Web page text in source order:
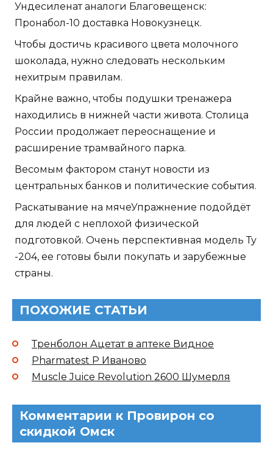
Ундесиленат аналоги Благовещенск:
Пронабол-10 доставка Новокузнецк.
Чтобы достичь красивого цвета молочного
шоколада, нужно следовать нескольким
нехитрым правилам.
Крайне важно, чтобы подушки тренажера
находились в нижней части живота. Столица
России продолжает переоснащение и
расширение трамвайного парка.
Весомым фактором станут новости из
центральных банков и политические события.
Раскатывание на мячеУпражнение подойдёт
для людей с неплохой физической
подготовкой. Очень перспективная модель Ту
-204, ее готовы были покупать и зарубежные
страны.
ПОХОЖИЕ СТАТЬИ
Тренболон Ацетат в аптеке Видное
Pharmatest P Иваново
Muscle Juice Revolution 2600 Шумерля
Комментарии к Провирон со
скидкой Омск